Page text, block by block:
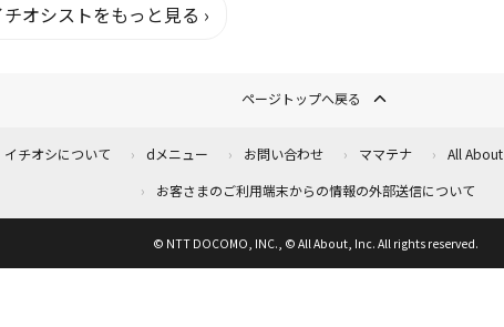
チオシストをもっと見る ›
ページトップへ戻る
イチオシについて dメニュー お問い合わせ ママテナ All About
お客さまのご利用端末からの情報の外部送信について
© NTT DOCOMO, INC., © All About, Inc. All rights reserved.